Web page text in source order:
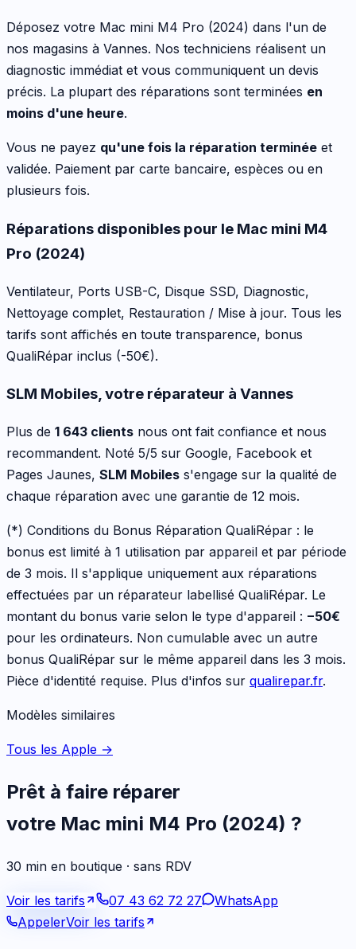
Déposez votre Mac mini M4 Pro (2024) dans l'un de
nos magasins à Vannes. Nos techniciens réalisent un
diagnostic immédiat et vous communiquent un devis
précis. La plupart des réparations sont terminées en
moins d'une heure.
Vous ne payez qu'une fois la réparation terminée et
validée. Paiement par carte bancaire, espèces ou en
plusieurs fois.
Réparations disponibles pour le Mac mini M4
Pro (2024)
Ventilateur, Ports USB-C, Disque SSD, Diagnostic,
Nettoyage complet, Restauration / Mise à jour. Tous les
tarifs sont affichés en toute transparence, bonus
QualiRépar inclus (-50€).
SLM Mobiles, votre réparateur à Vannes
Plus de 1 643 clients nous ont fait confiance et nous
recommandent. Noté 5/5 sur Google, Facebook et
Pages Jaunes, SLM Mobiles s'engage sur la qualité de
chaque réparation avec une garantie de 12 mois.
(*) Conditions du Bonus Réparation QualiRépar : le
bonus est limité à 1 utilisation par appareil et par période
de 3 mois. Il s'applique uniquement aux réparations
effectuées par un réparateur labellisé QualiRépar. Le
montant du bonus varie selon le type d'appareil : −50€
pour les ordinateurs. Non cumulable avec un autre
bonus QualiRépar sur le même appareil dans les 3 mois.
Pièce d'identité requise. Plus d'infos sur qualirepar.fr.
Modèles similaires
Tous les Apple →
Prêt à faire réparer
votre Mac mini M4 Pro (2024) ?
30 min en boutique · sans RDV
Voir les tarifs 07 43 62 72 27
WhatsApp
AppelerVoir les tarifs